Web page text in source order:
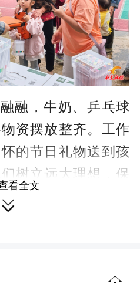
融，牛奶、乒乓球
资摆放整齐。工作
的节日礼物送到孩
树立远大理想，保
习、强健体魄，努
看全文
